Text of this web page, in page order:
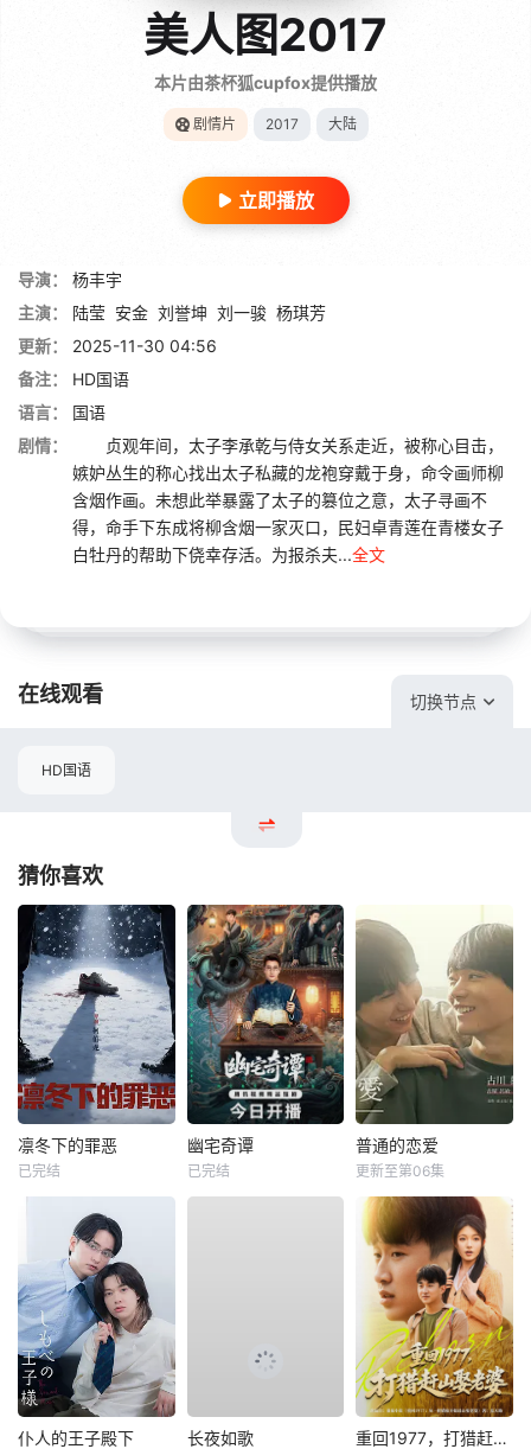
美人图2017
本片由茶杯狐cupfox提供播放
剧情片 2017 大陆
立即播放
导演：
杨丰宇
主演：
陆莹 安金 刘誉坤 刘一骏 杨琪芳
更新：
2025-11-30 04:56
备注：
HD国语
语言：
国语
剧情：
贞观年间，太子李承乾与侍女关系走近，被称心目击，
嫉妒丛生的称心找出太子私藏的龙袍穿戴于身，命令画师柳
含烟作画。未想此举暴露了太子的篡位之意，太子寻画不
得，命手下东成将柳含烟一家灭口，民妇卓青莲在青楼女子
白牡丹的帮助下侥幸存活。为报杀夫...全文
在线观看 切换节点
HD国语
猜你喜欢
凛冬下的罪恶
已完结
幽宅奇谭
已完结
普通的恋爱
更新至第06集
仆人的王子殿下 长夜如歌 重回1977，打猎赶山娶老婆